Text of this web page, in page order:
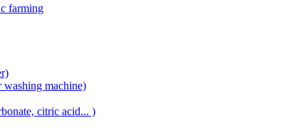
farming
washing machine)
citric acid... )